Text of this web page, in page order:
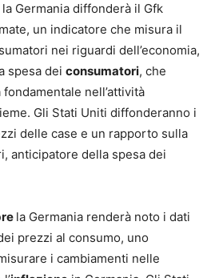
la Germania diffonderà il Gfk
un indicatore che misura il
nei riguardi dell’economia,
spesa dei consumatori, che
nell’attività
Gli Stati Uniti diffonderanno i
delle case e un rapporto sulla
anticipatore della spesa dei
la Germania renderà noto i dati
prezzi al consumo, uno
i cambiamenti nelle